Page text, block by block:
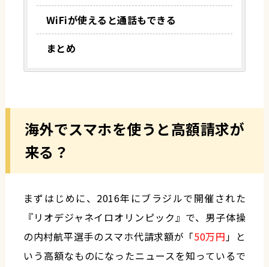
WiFiが使えると通話もできる
まとめ
海外でスマホを使うと高額請求が
来る？
まずはじめに、2016年にブラジルで開催された
『リオデジャネイロオリンピック』で、男子体操
の内村航平選手のスマホ代請求額が「50万円」と
いう高額なものになったニュースを知っているで